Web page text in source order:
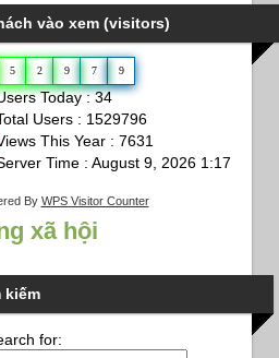
vào xem (visitors)
5 2 9 7 9
Today : 34
Users : 1529796
This Year : 7631
Time : August 9, 2026 1:17
By WPS Visitor Counter
xã hội
kiếm
for: